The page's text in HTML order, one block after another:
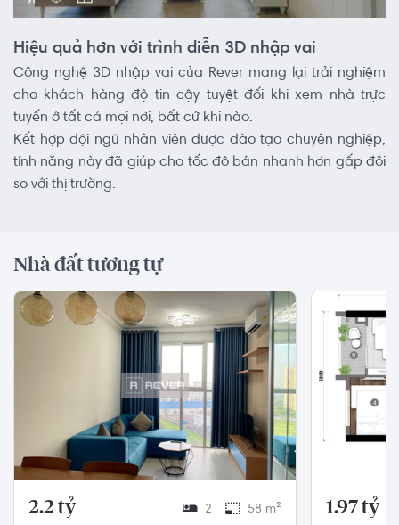
Hiệu quả hơn với trình diễn 3D nhập vai
Công nghệ 3D nhập vai của Rever mang lại trải nghiệm
cho khách hàng độ tin cậy tuyệt đối khi xem nhà trực
tuyến ở tất cả mọi nơi, bất cứ khi nào.
Kết hợp đội ngũ nhân viên được đào tạo chuyên nghiệp,
tính năng này đã giúp cho tốc độ bán nhanh hơn gấp đôi
so với thị trường.
Nhà đất tương tự
2.2 tỷ 2 58 m² 1.97 tỷ